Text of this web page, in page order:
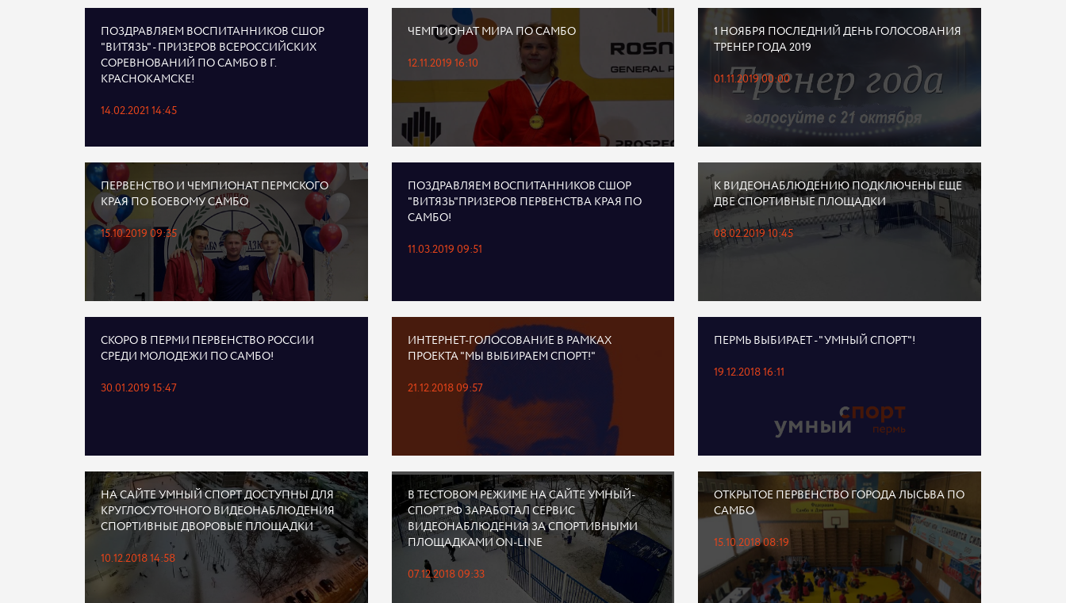
ПОЗДРАВЛЯЕМ ВОСПИТАННИКОВ СШОР
"ВИТЯЗЬ" - ПРИЗЕРОВ ВСЕРОССИЙСКИХ
СОРЕВНОВАНИЙ ПО САМБО В Г.
КРАСНОКАМСКЕ!
14.02.2021 14:45
ЧЕМПИОНАТ МИРА ПО САМБО
12.11.2019 16:10
1 НОЯБРЯ ПОСЛЕДНИЙ ДЕНЬ ГОЛОСОВАНИЯ
ТРЕНЕР ГОДА 2019
01.11.2019 00:00
ПЕРВЕНСТВО И ЧЕМПИОНАТ ПЕРМСКОГО
КРАЯ ПО БОЕВОМУ САМБО
15.10.2019 09:35
ПОЗДРАВЛЯЕМ ВОСПИТАННИКОВ СШОР
"ВИТЯЗЬ"ПРИЗЕРОВ ПЕРВЕНСТВА КРАЯ ПО
САМБО!
11.03.2019 09:51
К ВИДЕОНАБЛЮДЕНИЮ ПОДКЛЮЧЕНЫ ЕЩЕ
ДВЕ СПОРТИВНЫЕ ПЛОЩАДКИ
08.02.2019 10:45
СКОРО В ПЕРМИ ПЕРВЕНСТВО РОССИИ
СРЕДИ МОЛОДЕЖИ ПО САМБО!
30.01.2019 15:47
ИНТЕРНЕТ-ГОЛОСОВАНИЕ В РАМКАХ
ПРОЕКТА "МЫ ВЫБИРАЕМ СПОРТ!"
21.12.2018 09:57
ПЕРМЬ ВЫБИРАЕТ - "УМНЫЙ СПОРТ"!
19.12.2018 16:11
НА САЙТЕ УМНЫЙ СПОРТ ДОСТУПНЫ ДЛЯ
КРУГЛОСУТОЧНОГО ВИДЕОНАБЛЮДЕНИЯ
СПОРТИВНЫЕ ДВОРОВЫЕ ПЛОЩАДКИ
10.12.2018 14:58
В ТЕСТОВОМ РЕЖИМЕ НА САЙТЕ УМНЫЙ-
СПОРТ.РФ ЗАРАБОТАЛ СЕРВИС
ВИДЕОНАБЛЮДЕНИЯ ЗА СПОРТИВНЫМИ
ПЛОЩАДКАМИ ON-LINE
07.12.2018 09:33
ОТКРЫТОЕ ПЕРВЕНСТВО ГОРОДА ЛЫСЬВА ПО
САМБО
15.10.2018 08:19